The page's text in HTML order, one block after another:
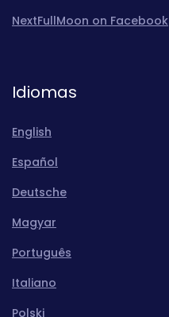
NextFullMoon on Facebook
Idiomas
English
Español
Deutsche
Magyar
Português
Italiano
Polski